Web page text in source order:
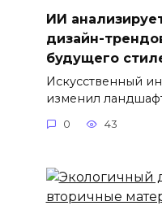
ИИ
дизайн-
будущего
Искусственный
изменил
0 43